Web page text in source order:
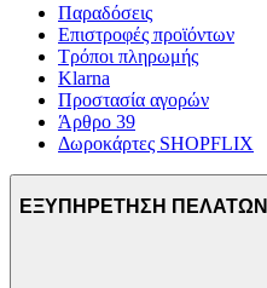
Παραδόσεις
Επιστροφές προϊόντων
Τρόποι πληρωμής
Klarna
Προστασία αγορών
Άρθρο 39
Δωροκάρτες SHOPFLIX
ΕΞΥΠΗΡΕΤΗΣΗ ΠΕΛΑΤΩΝ